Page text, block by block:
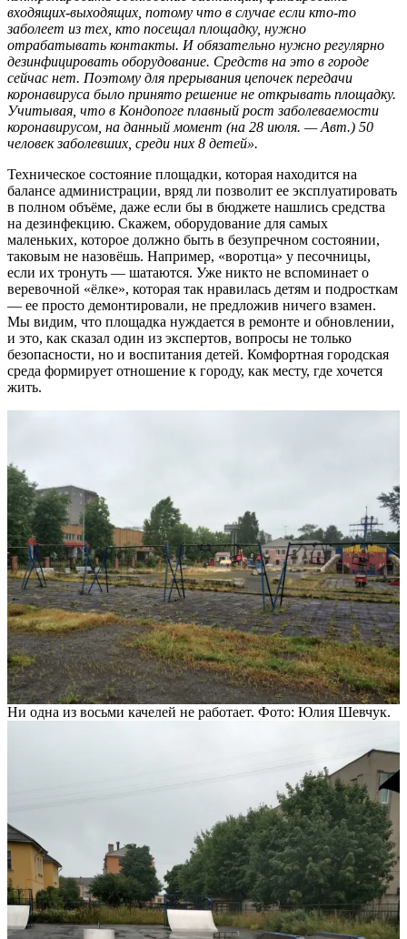
входящих-выходящих, потому что в случае если кто-то
заболеет из тех, кто посещал площадку, нужно
отрабатывать контакты. И обязательно нужно регулярно
дезинфицировать оборудование. Средств на это в городе
сейчас нет. Поэтому для прерывания цепочек передачи
коронавируса было принято решение не открывать площадку.
Учитывая, что в Кондопоге плавный рост заболеваемости
коронавирусом, на данный момент (на 28 июля. — Авт.) 50
человек заболевших, среди них 8 детей».
Техническое состояние площадки, которая находится на
балансе администрации, вряд ли позволит ее эксплуатировать
в полном объёме, даже если бы в бюджете нашлись средства
на дезинфекцию. Скажем, оборудование для самых
маленьких, которое должно быть в безупречном состоянии,
таковым не назовёшь. Например, «воротца» у песочницы,
если их тронуть — шатаются. Уже никто не вспоминает о
веревочной «ёлке», которая так нравилась детям и подросткам
— ее просто демонтировали, не предложив ничего взамен.
Мы видим, что площадка нуждается в ремонте и обновлении,
и это, как сказал один из экспертов, вопросы не только
безопасности, но и воспитания детей. Комфортная городская
среда формирует отношение к городу, как месту, где хочется
жить.
Ни одна из восьми качелей не работает. Фото: Юлия Шевчук.